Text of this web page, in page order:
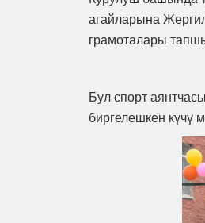
агайларына
грамоталары
Бул спорт
биргелешкен күчү